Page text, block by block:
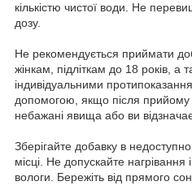
кількістю чистої води. Не
дозу.
Не рекомендується приймати
жінкам, підліткам до 18 років, а
індивідуальними
допомогою, якщо після прийому
небажані явища або ви
Зберігайте добавку в
місці. Не допускайте
вологи. Бережіть від прямого